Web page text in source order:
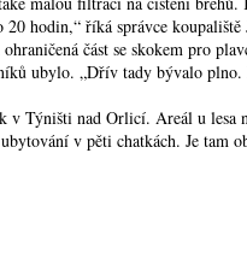
hodin,“ říká správce
část se skokem pro
ubylo. „Dřív tady bývalo plno.
v Týništi nad Orlicí. Areál u lesa
v pěti chatkách. Je tam